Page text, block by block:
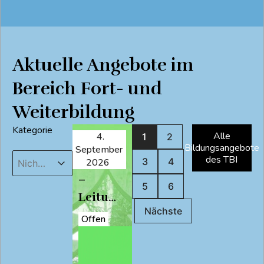
Aktuelle Angebote im
Bereich Fort- und
Weiterbildung
Kategorie
Kategorie
Kategorie
Präsenz
Refresher
–
Leitungsaufgaben
im
Katechesebereich
2026
Offen
4.
September
2026
1 2
3 4
5 6
Nächste
Alle
Bildungsangebote
des TBI